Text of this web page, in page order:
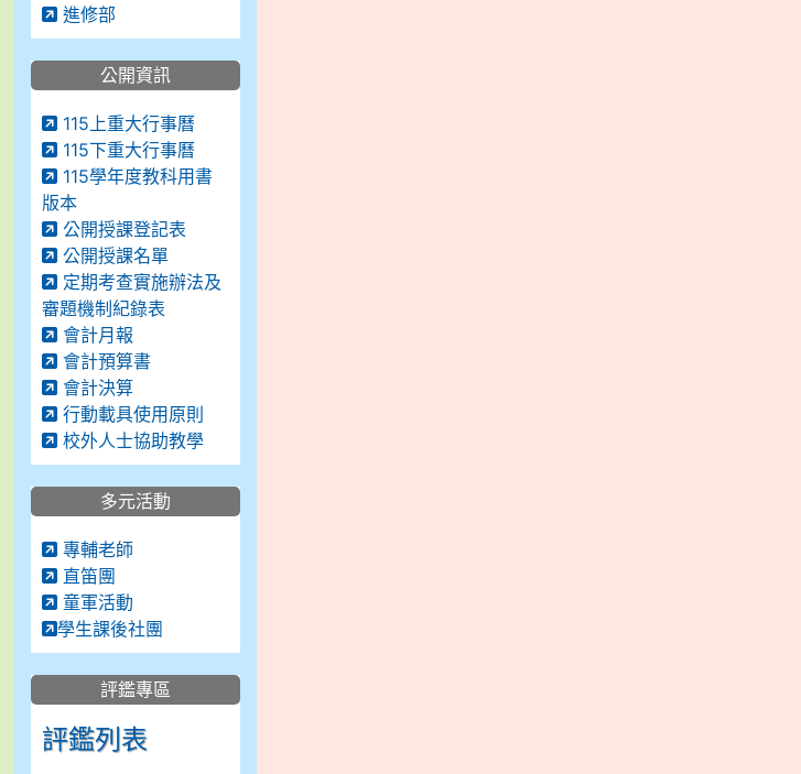
進修部
公開資訊
115上重大行事曆
115下重大行事曆
115學年度教科用書
版本
公開授課登記表
公開授課名單
定期考查實施辦法及
審題機制紀錄表
會計月報
會計預算書
會計決算
行動載具使用原則
校外人士協助教學
多元活動
專輔老師
直笛團
童軍活動
學生課後社團
評鑑專區
評鑑列表